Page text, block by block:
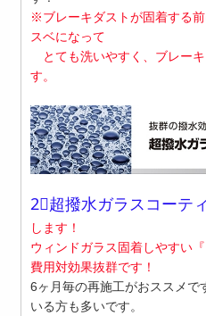
※ブレーキダストが固着する
スベになって
とても洗いやすく、ブレー
す。
2⃣超撥水ガラスコーテ
します！
ウィンドガラス固着しやすい
費用対効果抜群です！
6ヶ月毎の再施工がおススメで
いる方も多いです。